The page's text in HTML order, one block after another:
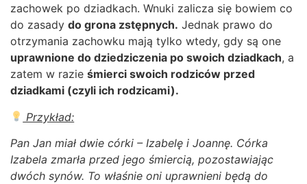
zachowek po dziadkach. Wnuki zalicza się bowiem co
do zasady do grona zstępnych. Jednak prawo do
otrzymania zachowku mają tylko wtedy, gdy są one
uprawnione do dziedziczenia po swoich dziadkach, a
zatem w razie śmierci swoich rodziców przed
dziadkami (czyli ich rodzicami).
Przykład:
Pan Jan miał dwie córki – Izabelę i Joannę. Córka
Izabela zmarła przed jego śmiercią, pozostawiając
dwóch synów. To właśnie oni uprawnieni będą do